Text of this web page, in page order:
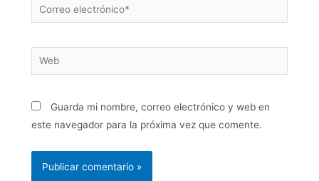
Guarda mi nombre, correo electrónico y web en
este navegador para la próxima vez que comente.